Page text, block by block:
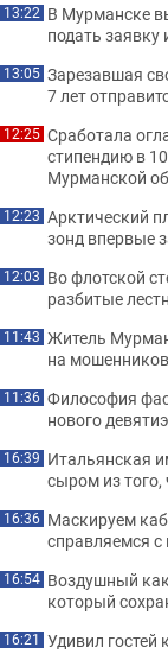
13:22 В Мурманске
подать заявку
13:05 Зарезавшая
7 лет
12:25 Сработала
стипендию в
Мурманской
12:23 Арктический
зонд впервые
12:03 Во флотской
разбитые
11:43 Житель
на мошенников
11:36 Философия
нового
16:39 Итальянская
сыром из
16:36 Маскируем
справляемся
16:54 Воздушный
который
16:21 Удивил гостей